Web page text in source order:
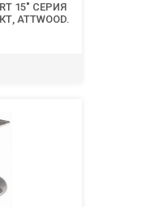
15″ СЕРИЯ
ATTWOOD.